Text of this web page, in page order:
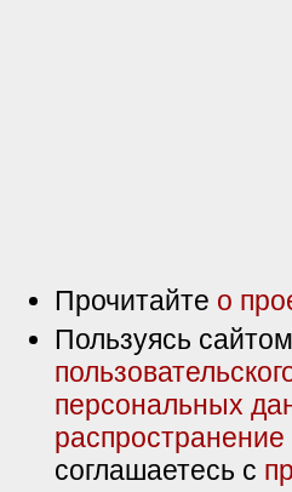
Прочитайте о
Пользуясь
персональных
соглашаетесь с